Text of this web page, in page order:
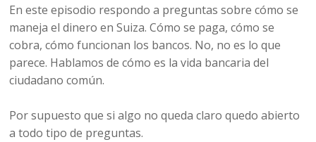
En este episodio respondo a preguntas sobre cómo se
maneja el dinero en Suiza. Cómo se paga, cómo se
cobra, cómo funcionan los bancos. No, no es lo que
parece. Hablamos de cómo es la vida bancaria del
ciudadano común.
Por supuesto que si algo no queda claro quedo abierto
a todo tipo de preguntas.